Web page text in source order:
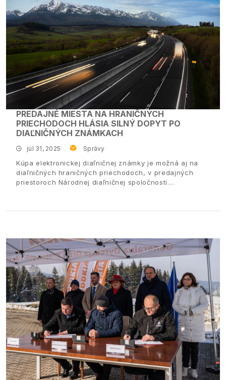
PREDAJNÉ MIESTA NA HRANIČNÝCH
PRIECHODOCH HLÁSIA SILNÝ DOPYT PO
DIAĽNIČNÝCH ZNÁMKACH
júl 31, 2025 Správy
Kúpa elektronickej diaľničnej známky je možná aj na
diaľničných hraničných priechodoch, v predajných
priestoroch Národnej diaľničnej spoločnosti.